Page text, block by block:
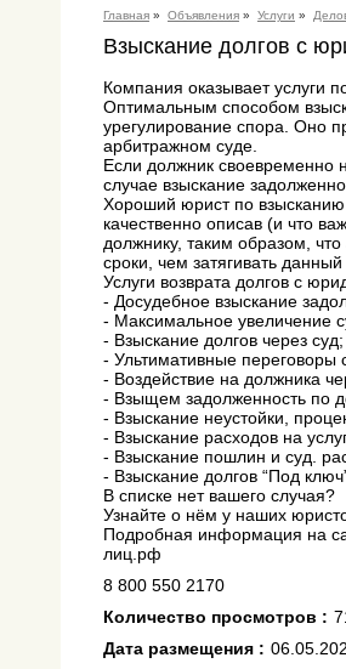
Главная » Объявления » Услуги »
Взыскание долгов с
Компания оказывает услуги
Оптимальным способом
урегулирование спора. Оно
арбитражном суде.
Если должник своевременно
случае взыскание
Хороший юрист по взысканию
качественно описав (и что
должнику, таким образом,
сроки, чем затягивать данный
Услуги возврата долгов с
- Досудебное взыскание
- Максимальное увеличение
- Взыскание долгов через суд;
- Ультимативные переговоры
- Воздействие на должника
- Взыщем задолженность по
- Взыскание неустойки,
- Взыскание расходов на
- Взыскание пошлин и суд.
- Взыскание долгов “Под
В списке нет вашего случая?
Узнайте о нём у наших
Подробная информация на
лиц.рф
8 800 550 2170
Количество просмотров :
Дата размещения :